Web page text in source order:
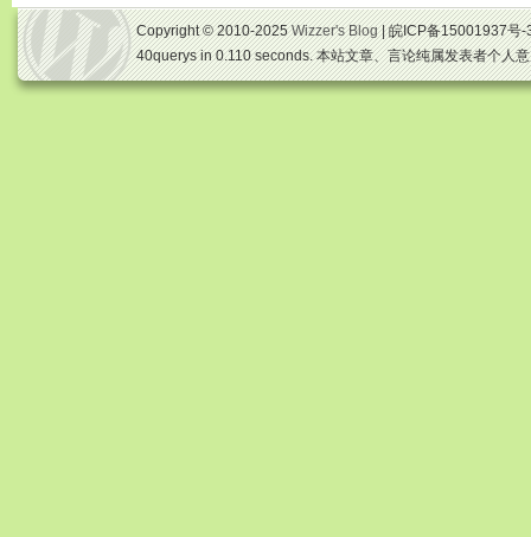
Copyright © 2010-2025Wizzer's Blog| 皖ICP备15001937号
40querys in 0.110 seconds. 本站文章、言论纯属发表者个人